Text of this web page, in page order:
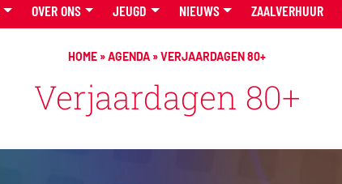
OVER ONS JEUGD NIEUWS ZAALVERHUUR
HOME »AGENDA »VERJAARDAGEN 80+
Verjaardagen 80+